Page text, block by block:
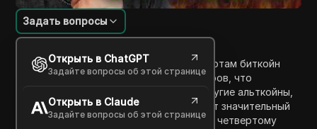
Введение в содержание
Задать вопросы
Открыть в ChatGPT
Задайте вопросы об этой странице
Открыть в Claude
Задайте вопросы об этой странице
В последнем обновлении по криптовалютам биткойн
подскочил до более чем 117 000 долларов, что
указывает на бычий тренд на рынке. Другие альткойны,
такие как Эфир и XRP, также показывают значительный
рост. Аналитики советуют готовиться к четвертому